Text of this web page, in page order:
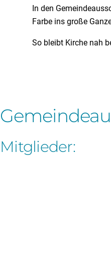
In den
Farbe ins große
So bleibt Kirche nah
Mitglieder: